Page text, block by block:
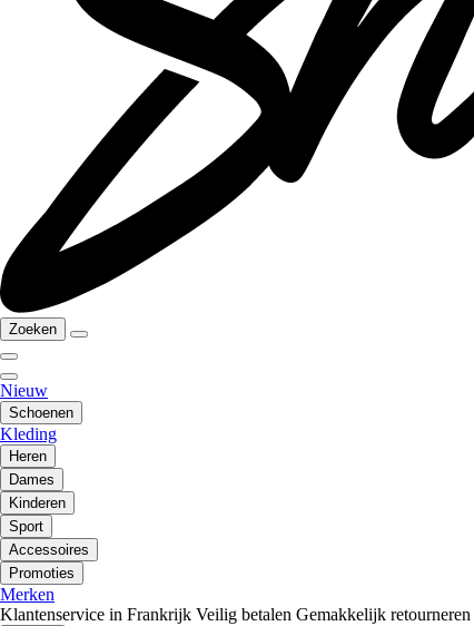
Zoeken
Nieuw
Schoenen
Kleding
Heren
Dames
Kinderen
Sport
Accessoires
Promoties
Merken
Klantenservice in Frankrijk Veilig betalen Gemakkelijk retourneren